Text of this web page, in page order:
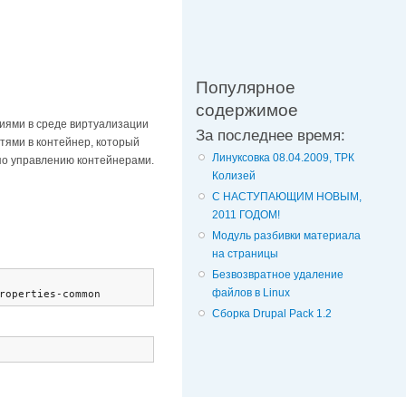
в среде виртуализации
в контейнер, который
управлению контейнерами.
common
Популярное
содержимое
За последнее время:
Линуксовка 08.04.2009, ТРК
Колизей
С НАСТУПАЮЩИМ НОВЫМ,
2011 ГОДОМ!
Модуль разбивки материала
на страницы
Безвозвратное удаление
файлов в Linux
Сборка Drupal Pack 1.2